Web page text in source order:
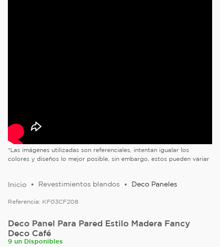
*Las imágenes utilizadas son referenciales, intentan igualar los
colores y diseños lo mejor posible, sin embargo, estos pueden variar
Revestimientos blandos Deco Paneles
Referencia: KF03CF208
Deco Panel Para Pared Estilo Madera Fancy
Deco Café
9 un Disponibles